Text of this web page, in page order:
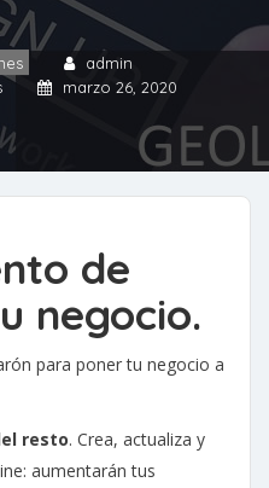
admin
marzo 26, 2020
de
negocio.
para poner tu negocio a
resto. Crea, actualiza y
aumentarán tus